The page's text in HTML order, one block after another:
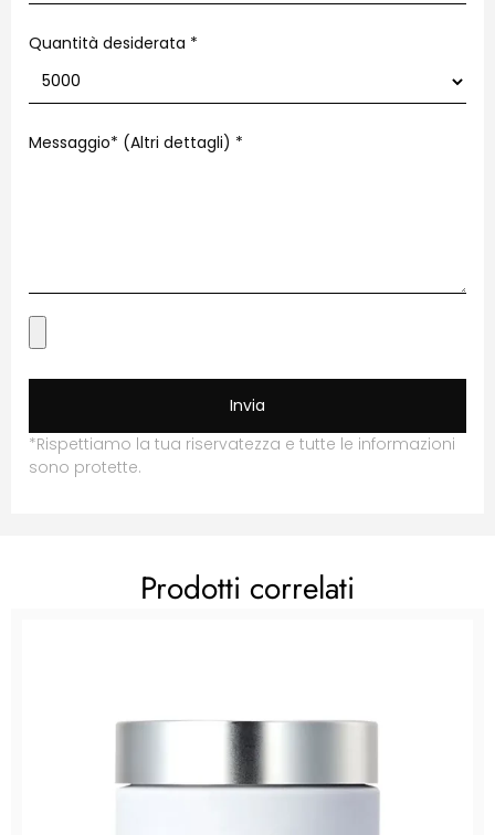
Quantità desiderata *
Messaggio* (Altri dettagli) *
Invia
*Rispettiamo la tua riservatezza e tutte le informazioni
sono protette.
Prodotti correlati